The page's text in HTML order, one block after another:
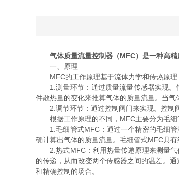
气体质量流量控制器（MFC）是一种高
一、原理
MFC的工作原理基于流体力学和传热原理
1.测量环节：通过质量流量传感器实现。
件散热量的变化来推算气体的质量流量。当
2.调节环节：通过控制阀门来实现。控制阀
根据工作原理的不同，MFC主要分为毛细
1.毛细管式MFC：通过一个精密的毛细管
确计算出气体的质量流量。毛细管式MFC具
2.热式MFC：利用热量传递原理来测量气
的传递，从而改变两个传感器之间的温差。
和精确控制的场合。